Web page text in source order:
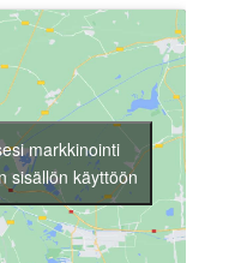
markkinointi
sisällön käyttöön